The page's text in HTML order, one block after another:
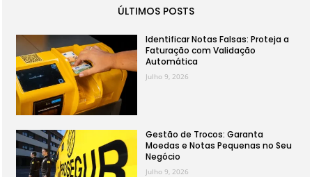
ÚLTIMOS POSTS
Identificar Notas Falsas: Proteja a
Faturação com Validação
Automática
Julho 9, 2026
Gestão de Trocos: Garanta
Moedas e Notas Pequenas no Seu
Negócio
Julho 9, 2026